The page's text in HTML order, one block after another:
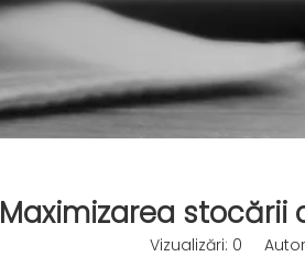
Maximizarea
Vizualizări: 0 Autor: